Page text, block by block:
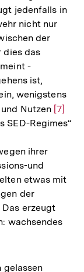
jedenfalls in
nicht nur
der
dies das
-
ist,
wenigstens
Nutzen Zur
[7]
SED-Regimes“
ihrer
und
etwas mit
der
Das erzeugt
wachsendes
gelassen